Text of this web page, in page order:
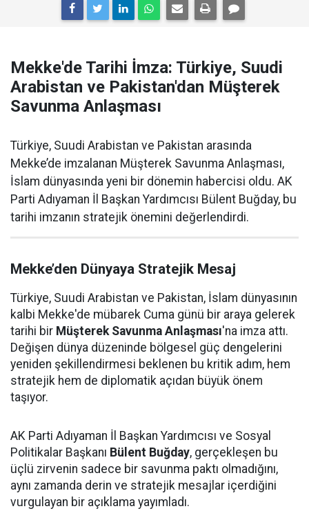
Mekke'de Tarihi İmza: Türkiye, Suudi
Arabistan ve Pakistan'dan Müşterek
Savunma Anlaşması
Türkiye, Suudi Arabistan ve Pakistan arasında
Mekke’de imzalanan Müşterek Savunma Anlaşması,
İslam dünyasında yeni bir dönemin habercisi oldu. AK
Parti Adıyaman İl Başkan Yardımcısı Bülent Buğday, bu
tarihi imzanın stratejik önemini değerlendirdi.
Mekke’den Dünyaya Stratejik Mesaj
Türkiye, Suudi Arabistan ve Pakistan, İslam dünyasının
kalbi Mekke'de mübarek Cuma günü bir araya gelerek
tarihi bir Müşterek Savunma Anlaşması'na imza attı.
Değişen dünya düzeninde bölgesel güç dengelerini
yeniden şekillendirmesi beklenen bu kritik adım, hem
stratejik hem de diplomatik açıdan büyük önem
taşıyor.
AK Parti Adıyaman İl Başkan Yardımcısı ve Sosyal
Politikalar Başkanı Bülent Buğday, gerçekleşen bu
üçlü zirvenin sadece bir savunma paktı olmadığını,
aynı zamanda derin ve stratejik mesajlar içerdiğini
vurgulayan bir açıklama yayımladı.